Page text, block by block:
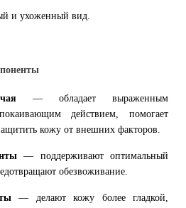
и ухоженный вид.
— обладает выраженным
действием, помогает
кожу от внешних факторов.
— поддерживают оптимальный
обезвоживание.
— делают кожу более гладкой,